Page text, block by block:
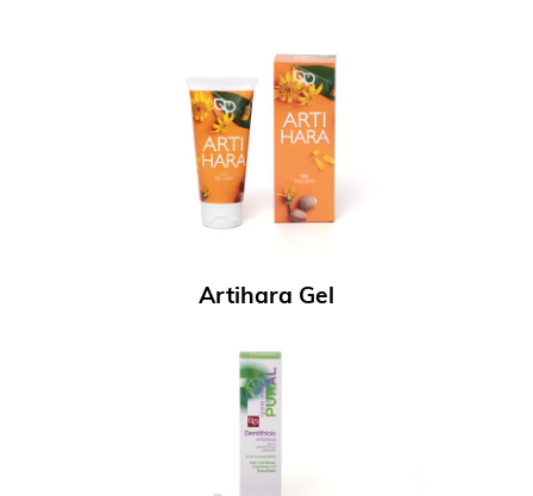
Artihara Gel